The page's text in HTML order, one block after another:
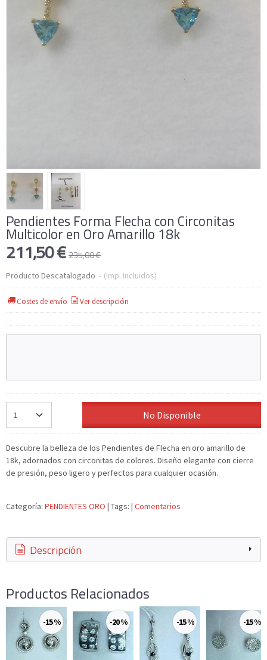
Pendientes Forma Flecha con Circonitas
Multicolor en Oro Amarillo 18k
211,50 €235,00 €
Producto Descatalogado - (Imp. Incluidos)
Costes de envío Ver descripción
No Disponible
Descubre la belleza de los Pendientes de Flecha en oro amarillo de
18k, adornados con circonitas de colores. Diseño elegante con cierre
de presión, peso ligero y perfectos para cualquier ocasión.
Categoría: PENDIENTES ORO | Tags: | Comentarios
Descripción
Productos Relacionados
-15 % -20 % -15 % -15 %